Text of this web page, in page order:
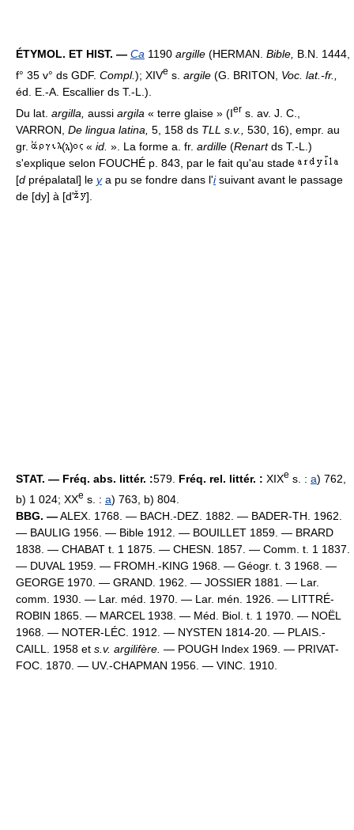
ÉTYMOL. ET HIST. — Ca 1190 argille (HERMAN. Bible, B.N. 1444,
f° 35 v° ds GDF. Compl.); XIVe s. argile (G. BRITON, Voc. lat.-fr.,
éd. E.-A. Escallier ds T.-L.).
Du lat. argilla, aussi argila « terre glaise » (Ier s. av. J. C.,
VARRON, De lingua latina, 5, 158 ds TLL s.v.,
530, 16), empr. au
gr.
( ) « id. ». La forme a. fr. ardille (Renartds T.-L.)
s'explique selon FOUCHÉ p. 843, par le fait qu'au stade
[d prépalatal] le ya pu se fondre dans l'isuivant avant le passage
de [dy] à [d'
].
STAT. — Fréq. abs. littér. :579. Fréq. rel. littér. : XIXe s. : a) 762,
b) 1 024; XXe s. : a) 763, b) 804.
BBG. —ALEX. 1768. — BACH.-DEZ. 1882. — BADER-TH. 1962.
— BAULIG 1956. — Bible 1912. — BOUILLET 1859. — BRARD
1838. — CHABAT t. 1 1875. — CHESN. 1857. — Comm. t. 1 1837.
— DUVAL 1959. — FROMH.-KING 1968. — Géogr. t. 3 1968. —
GEORGE 1970. — GRAND. 1962. — JOSSIER 1881. — Lar.
comm. 1930. — Lar. méd. 1970. — Lar. mén. 1926. — LITTRÉ-
ROBIN 1865. — MARCEL 1938. — Méd. Biol. t. 1 1970. — NOËL
1968. — NOTER-LÉC. 1912. — NYSTEN 1814-20. — PLAIS.-
CAILL. 1958 et s.v. argilifère. — POUGH Index 1969. — PRIVAT-
FOC. 1870. — UV.-CHAPMAN 1956. — VINC. 1910.